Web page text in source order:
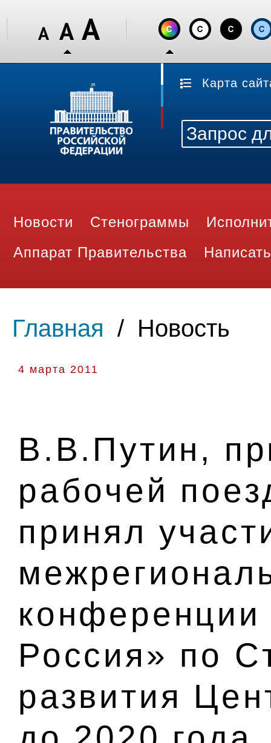
Карта
Новости Стенограммы
Аппарат Правительства
Главная / Новость
4 марта 2011
В.В.Путин,
рабочей
принял
Россия» по
развития